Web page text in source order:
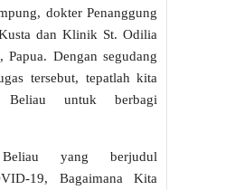
dokter Penanggung
dan Klinik St. Odilia
Papua. Dengan segudang
tersebut, tepatlah kita
Beliau untuk berbagi
Beliau yang berjudul
19, Bagaimana Kita